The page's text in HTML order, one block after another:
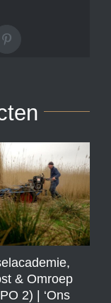
Pinterest
& Omroep
2) | ‘Ons